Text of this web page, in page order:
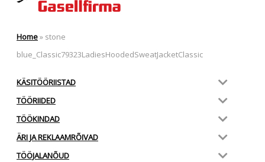
Home» stone
blue_Classic79323LadiesHoodedSweatJacketClassic
KÄSITÖÖRIISTAD
TÖÖRIIDED
TÖÖKINDAD
ÄRI JA REKLAAMRÕIVAD
TÖÖJALANÕUD